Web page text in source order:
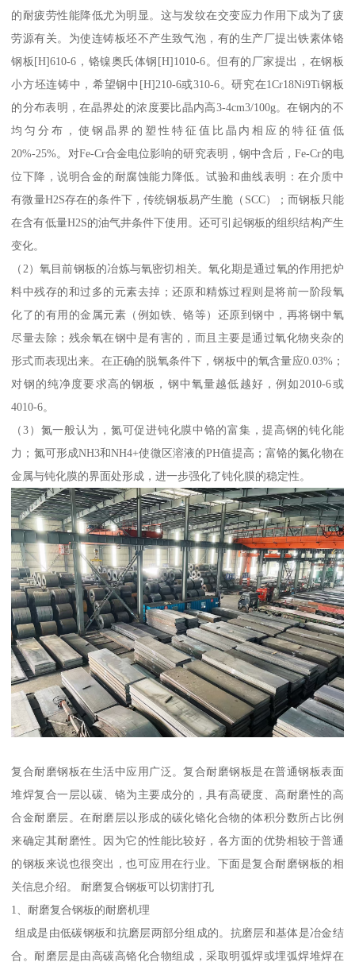
的耐疲劳性能降低尤为明显。这与发纹在交变应力作用下成为了疲
劳源有关。为使连铸板坯不产生致气泡，有的生产厂提出铁素体铬
钢板[H]610-6，铬镍奥氏体钢[H]1010-6。但有的厂家提出，在钢板
小方坯连铸中，希望钢中[H]210-6或310-6。研究在1Cr18Ni9Ti钢板
的分布表明，在晶界处的浓度要比晶内高3-4cm3/100g。在钢内的不
均匀分布，使钢晶界的塑性特征值比晶内相应的特征值低
20%-25%。对Fe-Cr合金电位影响的研究表明，钢中含后，Fe-Cr的电
位下降，说明合金的耐腐蚀能力降低。试验和曲线表明：在介质中
有微量H2S存在的条件下，传统钢板易产生脆（SCC）；而钢板只能
在含有低量H2S的油气井条件下使用。还可引起钢板的组织结构产生
变化。
（2）氧目前钢板的冶炼与氧密切相关。氧化期是通过氧的作用把炉
料中残存的和过多的元素去掉；还原和精炼过程则是将前一阶段氧
化了的有用的金属元素（例如铁、铬等）还原到钢中，再将钢中氧
尽量去除；残余氧在钢中是有害的，而且主要是通过氧化物夹杂的
形式而表现出来。在正确的脱氧条件下，钢板中的氧含量应0.03%；
对钢的纯净度要求高的钢板，钢中氧量越低越好，例如2010-6或
4010-6。
（3）氮一般认为，氮可促进钝化膜中铬的富集，提高钢的钝化能
力；氮可形成NH3和NH4+使微区溶液的PH值提高；富铬的氮化物在
金属与钝化膜的界面处形成，进一步强化了钝化膜的稳定性。
复合耐磨钢板在生活中应用广泛。复合耐磨钢板是在普通钢板表面
堆焊复合一层以碳、铬为主要成分的，具有高硬度、高耐磨性的高
合金耐磨层。在耐磨层以形成的碳化铬化合物的体积分数所占比例
来确定其耐磨性。因为它的性能比较好，各方面的优势相较于普通
的钢板来说也很突出，也可应用在行业。下面是复合耐磨钢板的相
关信息介绍。 耐磨复合钢板可以切割打孔
1、耐磨复合钢板的耐磨机理
组成是由低碳钢板和抗磨层两部分组成的。抗磨层和基体是冶金结
合。耐磨层是由高碳高铬化合物组成，采取明弧焊或埋弧焊堆焊在